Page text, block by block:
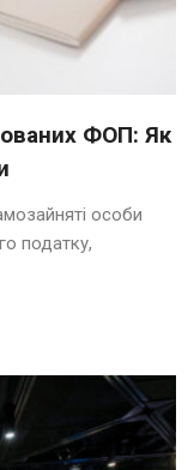
ФОП: Як
особи
податку,